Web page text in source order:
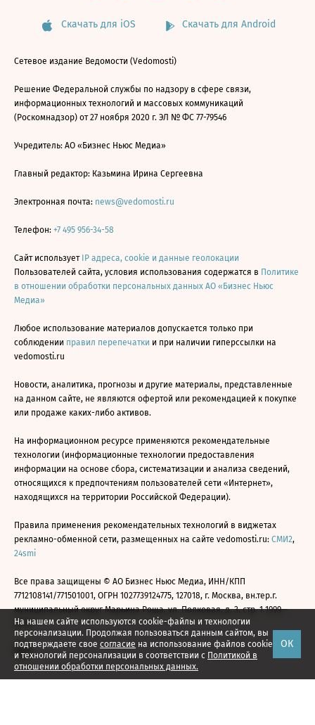
На нашем сайте используются cookie-файлы и технологии
персонализации. Продолжая пользоваться данным сайтом, вы
подтверждаете свое согласие на использование файлов cookie
и технологий персонализации в соответствии с Политикой в
отношении обработки персональных данных.
ОК
Скачать для iOS Скачать для Android
Сетевое издание Ведомости (Vedomosti)
Решение Федеральной службы по надзору в сфере связи,
информационных технологий и массовых коммуникаций
(Роскомнадзор) от 27 ноября 2020 г. ЭЛ № ФС 77-79546
Учредитель: АО «Бизнес Ньюс Медиа»
Главный редактор: Казьмина Ирина Сергеевна
Электронная почта: news@vedomosti.ru
Телефон: +7 495 956-34-58
Сайт использует IP адреса, cookie и данные геолокации
Пользователей сайта, условия использования содержатся в Политике
в отношении обработки персональных данных АО «Бизнес Ньюс
Медиа»
Любое использование материалов допускается только при
соблюдении правил перепечатки и при наличии гиперссылки на
vedomosti.ru
Новости, аналитика, прогнозы и другие материалы, представленные
на данном сайте, не являются офертой или рекомендацией к покупке
или продаже каких-либо активов.
На информационном ресурсе применяются рекомендательные
технологии (информационные технологии предоставления
информации на основе сбора, систематизации и анализа сведений,
относящихся к предпочтениям пользователей сети «Интернет»,
находящихся на территории Российской Федерации).
Правила применения рекомендательных технологий в виджетах
рекламно-обменной сети, размещенных на сайте vedomosti.ru: СМИ2,
24smi
Все права защищены © АО Бизнес Ньюс Медиа, ИНН/КПП
7712108141/771501001, ОГРН 1027739124775, 127018, г. Москва, вн.тер.г.
муниципальный округ Марьина Роща, ул. Полковая, д. 3, стр. 1 1999—
2026